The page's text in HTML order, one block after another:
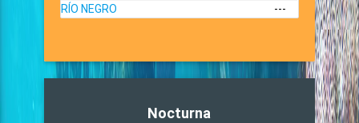
RÍO NEGRO
---
Nocturna